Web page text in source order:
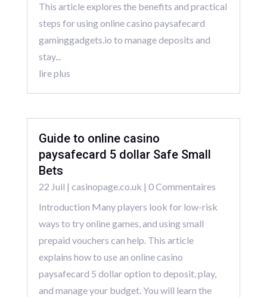
This article explores the benefits and practical
steps for using online casino paysafecard
gaminggadgets.io to manage deposits and
stay...
lire plus
Guide to online casino
paysafecard 5 dollar Safe Small
Bets
22 Juil | casinopage.co.uk | 0 Commentaires
Introduction Many players look for low-risk
ways to try online games, and using small
prepaid vouchers can help. This article
explains how to use an online casino
paysafecard 5 dollar option to deposit, play,
and manage your budget. You will learn the